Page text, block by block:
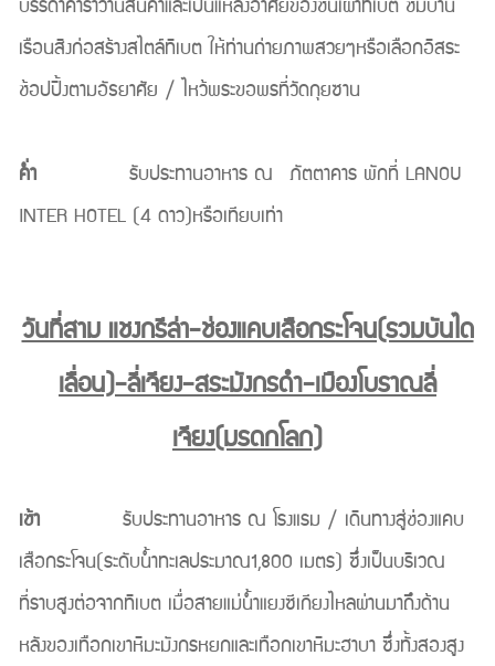
บรรดาคาราวานสินค้าและเป็นแหล่งอาศัยของชนเผ้าทิเบต ชมบ้าน
เรือนสิงก่อสร้างสไตล์ทิเบต ให้ท่านถ่ายภาพสวยๆหรือเลือกอิสระ
ช้อปปิ้งตามอัธยาศัย / ไหว้พระขอพรที่วัดกุยซาน
ค่ำ รับประทานอาหาร ณ ภัตตาคาร พักที่ LANOU
INTER HOTEL (4 ดาว)หรือเทียบเท่า
วันที่สาม แชงกรีล่า-ช่องแคบเสือกระโจน(รวมบันได
เลื่อน)-ลี่เจียง-สระมังกรดำ-เมืองโบราณลี่
เจียง(มรดกโลก)
เช้า รับประทานอาหาร ณ โรงแรม / เดินทางสู่ช่องแคบ
เสือกระโจน(ระดับน้ำทะเลประมาณ1,800 เมตร) ซึ่งเป็นบริเวณ
ที่ราบสูงต่อจากทิเบต เมื่อสายแม่น้ำแยงซีเกียงไหลผ่านมาถึงด้าน
หลังของเทือกเขาหิมะมังกรหยกและเทือกเขาหิมะฮาบา ซึ่งทั้งสองสูง